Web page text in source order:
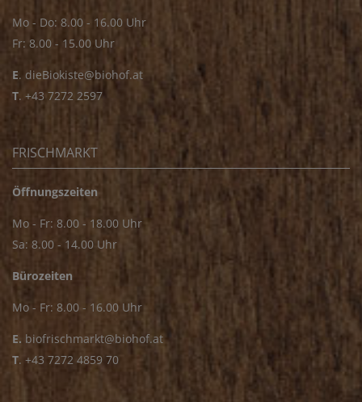
Mo - Do: 8.00 - 16.00 Uhr
Fr: 8.00 - 15.00 Uhr
E. dieBiokiste@biohof.at
T. +43 7272 2597
FRISCHMARKT
Öffnungszeiten
Mo - Fr: 8.00 - 18.00 Uhr
Sa: 8.00 - 14.00 Uhr
Bürozeiten
Mo - Fr: 8.00 - 16.00 Uhr
E. biofrischmarkt@biohof.at
T. +43 7272 4859 70